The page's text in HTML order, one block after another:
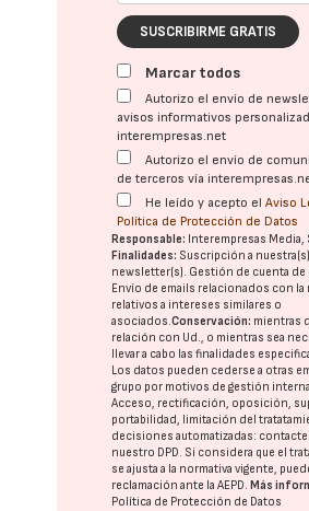
SUSCRIBIRME GRATIS
Marcar todos
Autorizo el envío de
avisos informativos
interempresas.net
Autorizo el envío de
de terceros vía
He leído y acepto elAviso
Política de Protección de Datos
Responsable: Interempresas Media,
Finalidades: Suscripción a nuestra(s)
newsletter(s). Gestión de cuenta de
Envío de emails relacionados con la
relativos a intereses similares o
asociados.Conservación: mientras
relación con Ud., o mientras sea
llevar a cabo las finalidades
Los datos pueden cederse a otras
grupo por motivos de gestión
Acceso, rectificación, oposición,
portabilidad, limitación del
decisiones automatizadas:
nuestro DPD. Si considera que el
se ajusta a la normativa vigente,
reclamación ante laAEPD. Más
Política de Protección de Datos